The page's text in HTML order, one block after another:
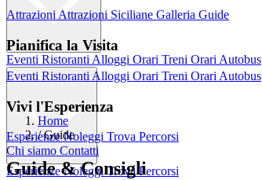
Eventi Ristoranti Alloggi Orari Treni Orari Autobus
EsperienzeNoleggiTrova Percorsi
AttrazioniAttrazioni Siciliane Galleria Guide
Pianifica la Visita
Eventi Ristoranti Alloggi Orari Treni Orari Autobus
Vivi l'Esperienza
Esperienze Noleggi Trova Percorsi
Chi siamo Contatti
Home
/ Guide
Guide & Consigli